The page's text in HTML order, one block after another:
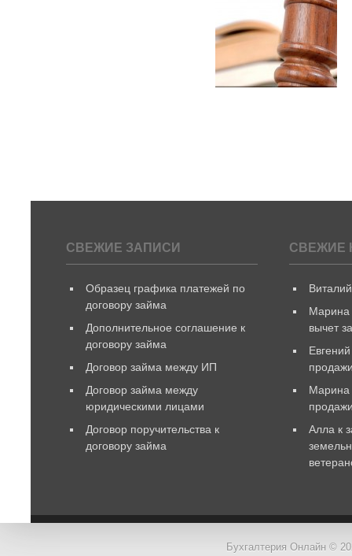
СВЕЖИЕ ЗАПИСИ
Образец графика платежей по
договору займа
Дополнительное соглашение к
договору займа
Договор займа между ИП
Договор займа между
юридическими лицами
Договор поручительства к
договору займа
СВЕЖИЕ
Виталий
Марина
вычет
Евгений
Марина
Алла к
Бухгалтерия Онлайн ©